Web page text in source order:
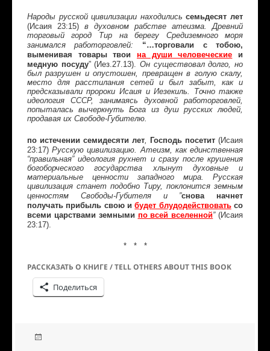
Народы русской цивилизации находилисьсемьдесят лет
(Исаия 23:15) в духовном рабстве атеизма. Древний
торговый город Тир на берегу Средиземного моря
занимался работорговлей: “…торговали с тобою,
выменивая товары твои на души человеческие и
медную посуду” (Иез.27.13). Он существовал долго, но
был разрушен и опустошен, превращен в голую скалу,
место для расстилания сетей и был забыт, как и
предсказывали пророки Исаия и Иезекиль. Точно также
идеология СССР, занимаясь духовной работорговлей,
попыталась вычеркнуть Бога из душ русских людей,
продавая их Свободе-Губителю.
по истечении семидесяти лет Господь посетит(Исаия
23:17)Русскую цивилизацию. Атеизм, как единственная
“правильная” идеология рухнет и сразу после крушения
богоборческого государства хлынут духовные и
материальные ценности западного мира. Русская
цивилизация станет подобно Тиру, поклонится земным
ценностям Свободы-Губителя и ”снова начнет
получать прибыль свою и будет блудодействоватьсо
всеми царствами земными по всей вселенной”(Исаия
23:17).
* * *
РАССКАЗАТЬ О КНИГЕ / TELL OTHERS ABOUT THIS BOOK
Поделиться